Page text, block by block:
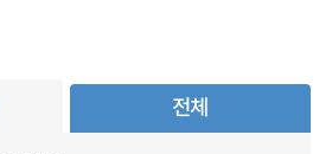
전체